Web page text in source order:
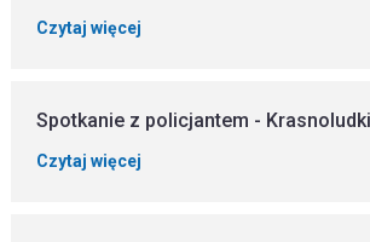
Czytaj więcej
Spotkanie z policjantem - Krasnoludki
Czytaj więcej